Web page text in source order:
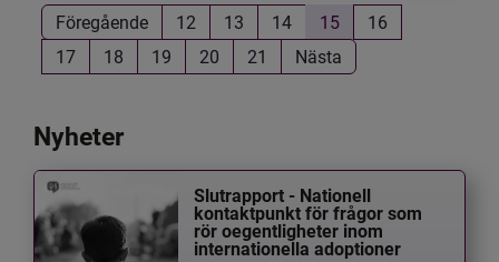
Föregående 12 13 14 15
16
17
18 19 20 21 Nästa
Nyheter
Slutrapport - Nationell
kontaktpunkt för frågor som
rör oegentligheter inom
internationella adoptioner